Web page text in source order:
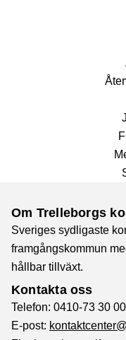
Om Trelleborgs
Sveriges sydligaste
framgångskommun
hållbar tillväxt.
Kontakta oss
Telefon: 0410-73 30 00
E-post: